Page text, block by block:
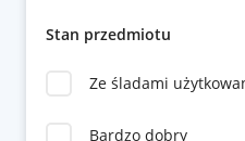
Stan przedmiotu
Ze śladami
Bardzo dobry